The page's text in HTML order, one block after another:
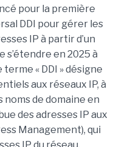
pour la première
DDI pour gérer les
IP à partir d’un
s’étendre en 2025 à
« DDI » désigne
aux réseaux IP, à
noms de domaine en
des adresses IP aux
Management), qui